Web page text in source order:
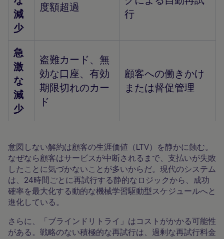
減
少
度額超過
行
急
激
な
減
少
盗難カード、無
効な口座、有効
期限切れのカー
ド
顧客への働きかけ
または督促管理
意図しない解約は顧客の生涯価値（LTV）を静かに蝕む。
なぜなら顧客はサービスが中断されるまで、支払いが失敗
したことに気づかないことが多いからだ。現代のシステム
は、24時間ごとに再試行する静的なロジックから、成功
確率を最大化する動的な機械学習駆動型スケジュールへと
進化している。
さらに、「ブラインドリトライ」はコストがかかる可能性
がある。戦略のない積極的な再試行は、過剰な再試行料金